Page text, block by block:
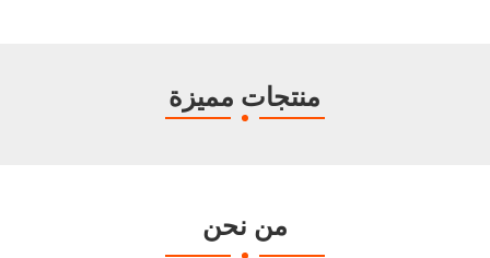
منتجات مميزة
من نحن